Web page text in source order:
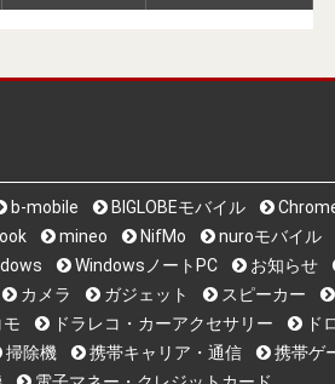
b-mobile BIGLOBEモバイル
mineo NifMo nuroモバイル
WindowsノートPC お知らせ
カメラ ガジェット スピーカー
モ ドラレコ・カーアクセサリー ド
掃除機 携帯キャリア・通信 携帯ゲ